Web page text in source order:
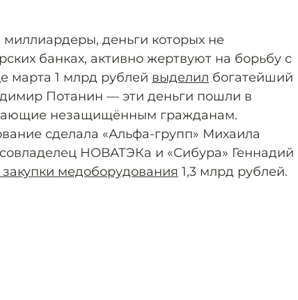
деньги которых не
банках, активно жертвуют на борьбу с
марта 1 млрд рублей выделил богатейший
Потанин — эти деньги пошли в
незащищённым гражданам.
сделала «Альфа-групп» Михаила
НОВАТЭКа и «Сибура» Геннадий
медоборудования 1,3 млрд рублей.